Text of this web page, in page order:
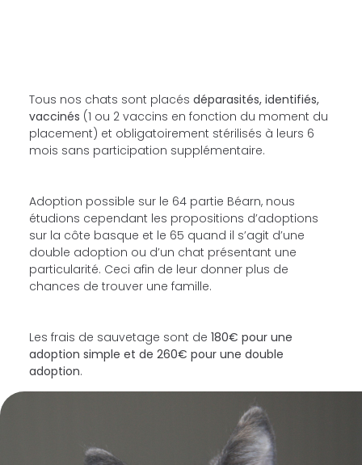
Tous nos chats sont placés déparasités, identifiés,
vaccinés (1 ou 2 vaccins en fonction du moment du
placement) et obligatoirement stérilisés à leurs 6
mois sans participation supplémentaire.
Adoption possible sur le 64 partie Béarn, nous
étudions cependant les propositions d’adoptions
sur la côte basque et le 65 quand il s’agit d’une
double adoption ou d’un chat présentant une
particularité. Ceci afin de leur donner plus de
chances de trouver une famille.
Les frais de sauvetage sont de 180€ pour une
adoption simple et de 260€ pour une double
adoption.